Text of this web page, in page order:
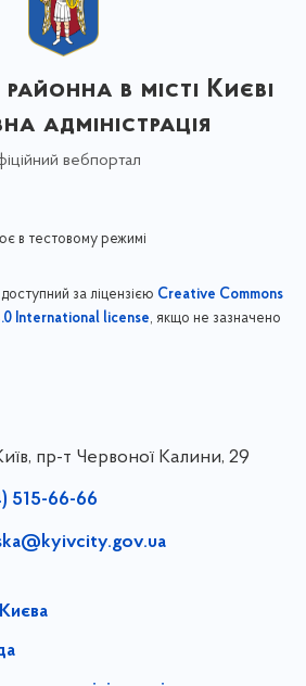
в місті Києві
адміністрація
вебпортал
в тестовому режимі
за ліцензією Creative Commons
International license, якщо не зазначено
пр-т Червоної Калини, 29
515-66-66